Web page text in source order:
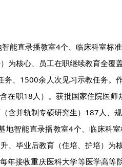
能直录播教室4个、临床科室标
为核心、员工在职继续教育全覆
、1500余人次见习示教任务。
在职18人）。获批国家住院医师
含并轨制专硕研究生）187人、
智能直录播教室4个、临床科
、毕业后教育（住培、护培）为
年接收重庆医科大学等医学高等